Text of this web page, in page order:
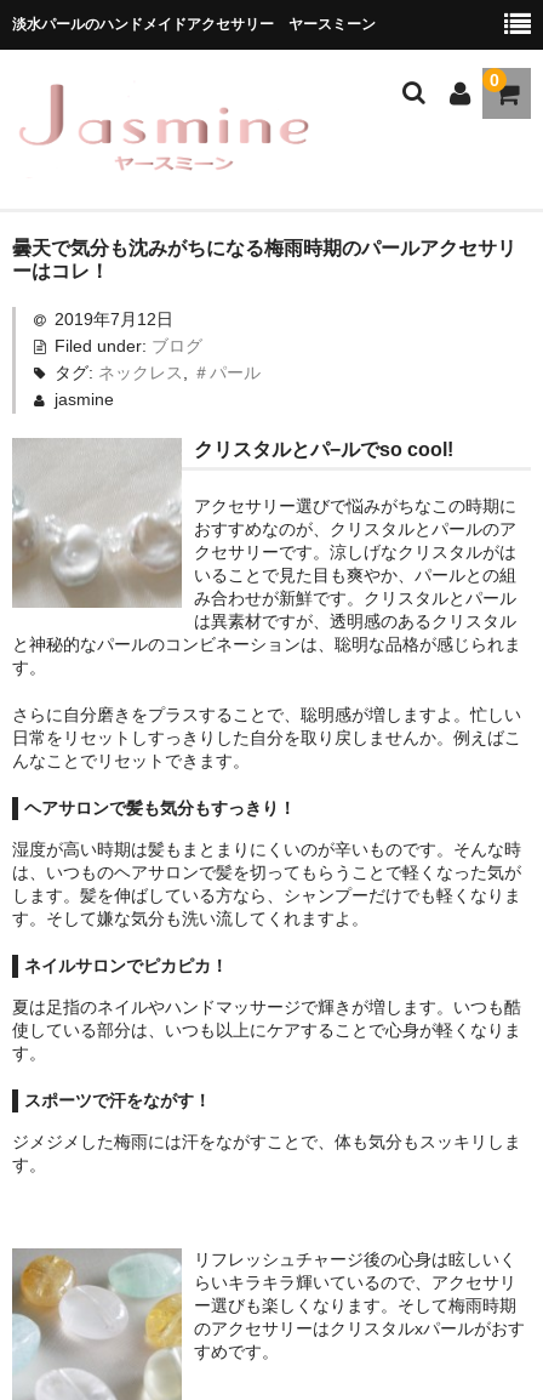
淡水パールのハンドメイドアクセサリー ヤースミーン
0
ホーム
★お勧め商品
ブランドストーリー
お問い合わせ
曇天で気分も沈みがちになる梅雨時期のパールアクセサリ
ーはコレ！
2019年7月12日
Filed under: ブログ
タグ: ネックレス, ＃パール
jasmine
クリスタルとパ−ルでso cool!
アクセサリー選びで悩みがちなこの時期に
おすすめなのが、クリスタルとパールのア
クセサリーです。涼しげなクリスタルがは
いることで見た目も爽やか、パールとの組
み合わせが新鮮です。クリスタルとパール
は異素材ですが、透明感のあるクリスタル
と神秘的なパールのコンビネーションは、聡明な品格が感じられま
す。
さらに自分磨きをプラスすることで、聡明感が増しますよ。忙しい
日常をリセットしすっきりした自分を取り戻しませんか。例えばこ
んなことでリセットできます。
ヘアサロンで髪も気分もすっきり！
湿度が高い時期は髪もまとまりにくいのが辛いものです。そんな時
は、いつものヘアサロンで髪を切ってもらうことで軽くなった気が
します。髪を伸ばしている方なら、シャンプーだけでも軽くなりま
す。そして嫌な気分も洗い流してくれますよ。
ネイルサロンでピカピカ！
夏は足指のネイルやハンドマッサージで輝きが増します。いつも酷
使している部分は、いつも以上にケアすることで心身が軽くなりま
す。
スポーツで汗をながす！
ジメジメした梅雨には汗をながすことで、体も気分もスッキリしま
す。
リフレッシュチャージ後の心身は眩しいく
らいキラキラ輝いているので、アクセサリ
ー選びも楽しくなります。そして梅雨時期
のアクセサリーはクリスタルxパールがおす
すめです。